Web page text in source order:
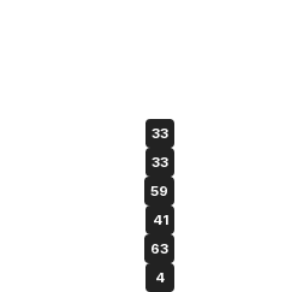
33
33
59
41
63
4